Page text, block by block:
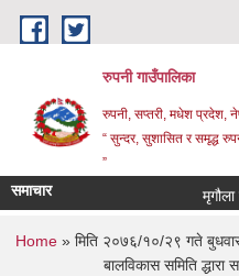
Skip to main content
रुपनी गाउँपालिका
रुपनी, सप्तरी, मधेश प्रदेश,
“ सुन्दर, सुशासित र समृद्ध
”
समाचार मृगौला
You are here
Home» मिति २०७६/१०/२९ गते बुधवार
बालविकास समिति